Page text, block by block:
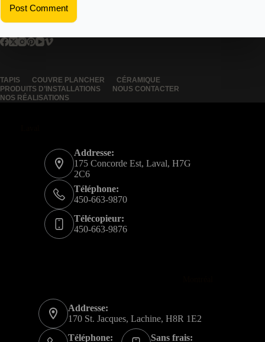
Post Comment
TAPIS COUVRE PLANCHER
CÉRAMIQUE
PRODUITS D’INSTALLATIONS
NOUS CONTACTER
NOS RÉALISATIONS
Addresse:
175 Concorde Est, Laval, H7G
2C6
Téléphone:
450-663-9870
Télécopieur:
450-663-9876
Addresse:
170 St. Jacques, Lachine, H8R 1E2
Téléphone:
Sans frais: